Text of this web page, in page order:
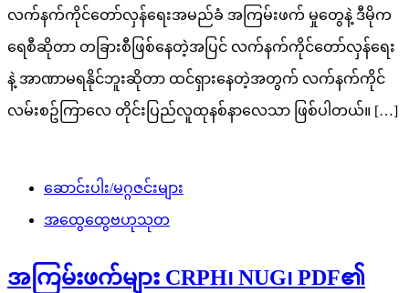
လက်နက်ကိုင်တော်လှန်ရေးအမည်ခံ အကြမ်းဖက် မှုတွေနဲ့ ဒီမိုက
ရေစီဆိုတာ တခြားစီဖြစ်နေတဲ့အပြင် လက်နက်ကိုင်တော်လှန်ရေး
နဲ့ အာဏာမရနိုင်ဘူးဆိုတာ ထင်ရှားနေတဲ့အတွက် လက်နက်ကိုင်
လမ်းစဥ်ကြာလေ တိုင်းပြည်လူထုနစ်နာလေသာ ဖြစ်ပါတယ်။ […]
ဆောင်းပါး/မဂ္ဂဇင်းများ
အထွေထွေဗဟုသုတ
အကြမ်းဖက်များ CRPH၊ NUG၊ PDF၏